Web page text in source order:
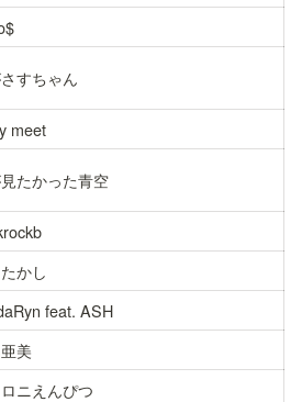
すちゃん
meet
たかった青空
かし
feat. ASH
美
ニえんぴつ